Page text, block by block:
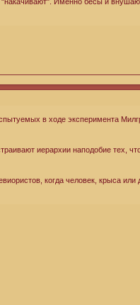
в ходе эксперимента
иерархии наподобие тех,
когда человек, крыса или